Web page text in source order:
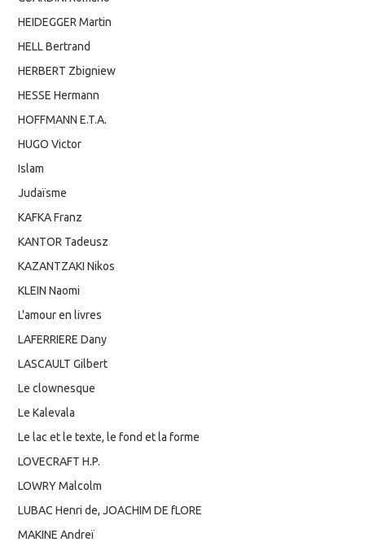
HEIDEGGER Martin
HELL Bertrand
HERBERT Zbigniew
HESSE Hermann
HOFFMANN E.T.A.
HUGO Victor
Islam
Judaïsme
KAFKA Franz
KANTOR Tadeusz
KAZANTZAKI Nikos
KLEIN Naomi
L'amour en livres
LAFERRIERE Dany
LASCAULT Gilbert
Le clownesque
Le Kalevala
Le lac et le texte, le fond et la forme
LOVECRAFT H.P.
LOWRY Malcolm
LUBAC Henri de, JOACHIM DE fLORE
MAKINE Andreï